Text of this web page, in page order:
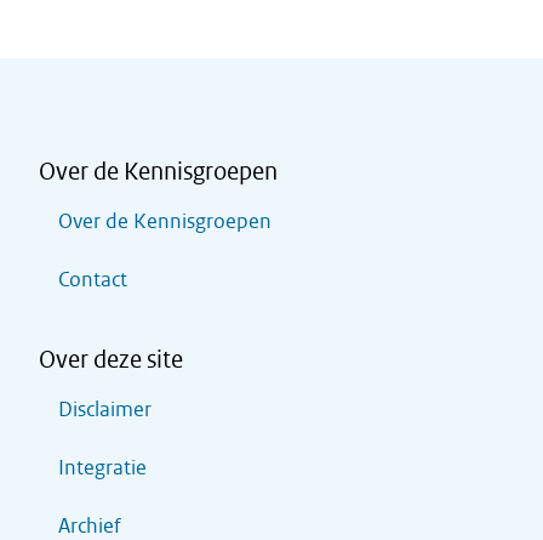
Over de Kennisgroepen
Over de Kennisgroepen
Contact
Over deze site
Disclaimer
Integratie
Archief